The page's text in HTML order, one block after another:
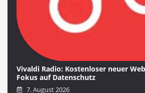
Vivaldi Radio: Kostenloser neuer
Fokus auf Datenschutz
7. August 2026